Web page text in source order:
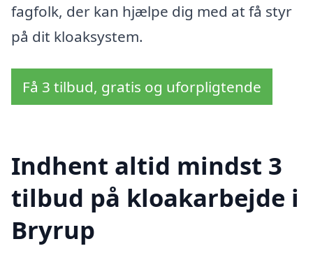
fagfolk, der kan hjælpe dig med at få styr
på dit kloaksystem.
Få 3 tilbud, gratis og uforpligtende
Indhent altid mindst 3
tilbud på kloakarbejde i
Bryrup